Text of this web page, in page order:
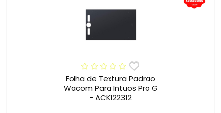
Folha de Textura Padrao
Wacom Para Intuos Pro G
- ACK122312